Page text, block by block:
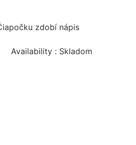
zdobí nápis
Availability : Skladom